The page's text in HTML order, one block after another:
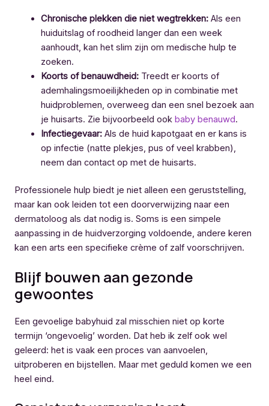
Chronische plekken die niet wegtrekken:Als een
huiduitslag of roodheid langer dan een week
aanhoudt, kan het slim zijn om medische hulp te
zoeken.
Koorts of benauwdheid:Treedt er koorts of
ademhalingsmoeilijkheden op in combinatie met
huidproblemen, overweeg dan een snel bezoek aan
je huisarts. Zie bijvoorbeeld ook baby benauwd.
Infectiegevaar:Als de huid kapotgaat en er kans is
op infectie (natte plekjes, pus of veel krabben),
neem dan contact op met de huisarts.
Professionele hulp biedt je niet alleen een geruststelling,
maar kan ook leiden tot een doorverwijzing naar een
dermatoloog als dat nodig is. Soms is een simpele
aanpassing in de huidverzorging voldoende, andere keren
kan een arts een specifieke crème of zalf voorschrijven.
Blijf bouwen aan gezonde
gewoontes
Een gevoelige babyhuid zal misschien niet op korte
termijn ‘ongevoelig’ worden. Dat heb ik zelf ook wel
geleerd: het is vaak een proces van aanvoelen,
uitproberen en bijstellen. Maar met geduld komen we een
heel eind.